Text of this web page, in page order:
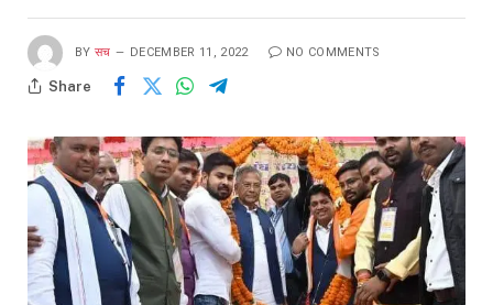
BY सच DECEMBER 11, 2022 NO COMMENTS
Share